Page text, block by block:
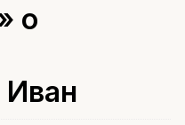
о
Иван